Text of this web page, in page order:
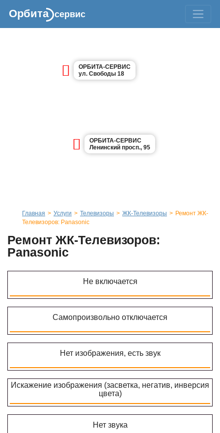
Орбита сервис
ОРБИТА-СЕРВИС
Ленинский просп., 95
ОРБИТА-СЕРВИС
ул. Свободы 18
Главная > Услуги > Телевизоры > ЖК-Телевизоры > Ремонт ЖК-
Телевизоров: Panasonic
Ремонт ЖК-Телевизоров:
Panasonic
Не включается
Самопроизвольно отключается
Нет изображения, есть звук
Искажение изображения (засветка, негатив, инверсия
цвета)
Нет звука